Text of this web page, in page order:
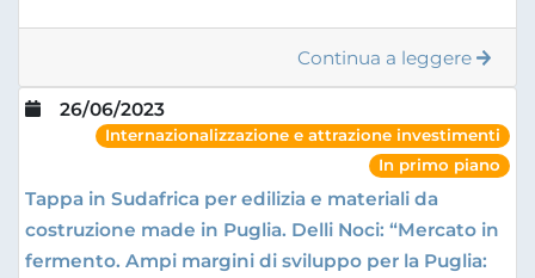
Continua a leggere
26/06/2023
Internazionalizzazione e attrazione investimenti
In primo piano
Tappa in Sudafrica per edilizia e materiali da
costruzione made in Puglia. Delli Noci: “Mercato in
fermento. Ampi margini di sviluppo per la Puglia: